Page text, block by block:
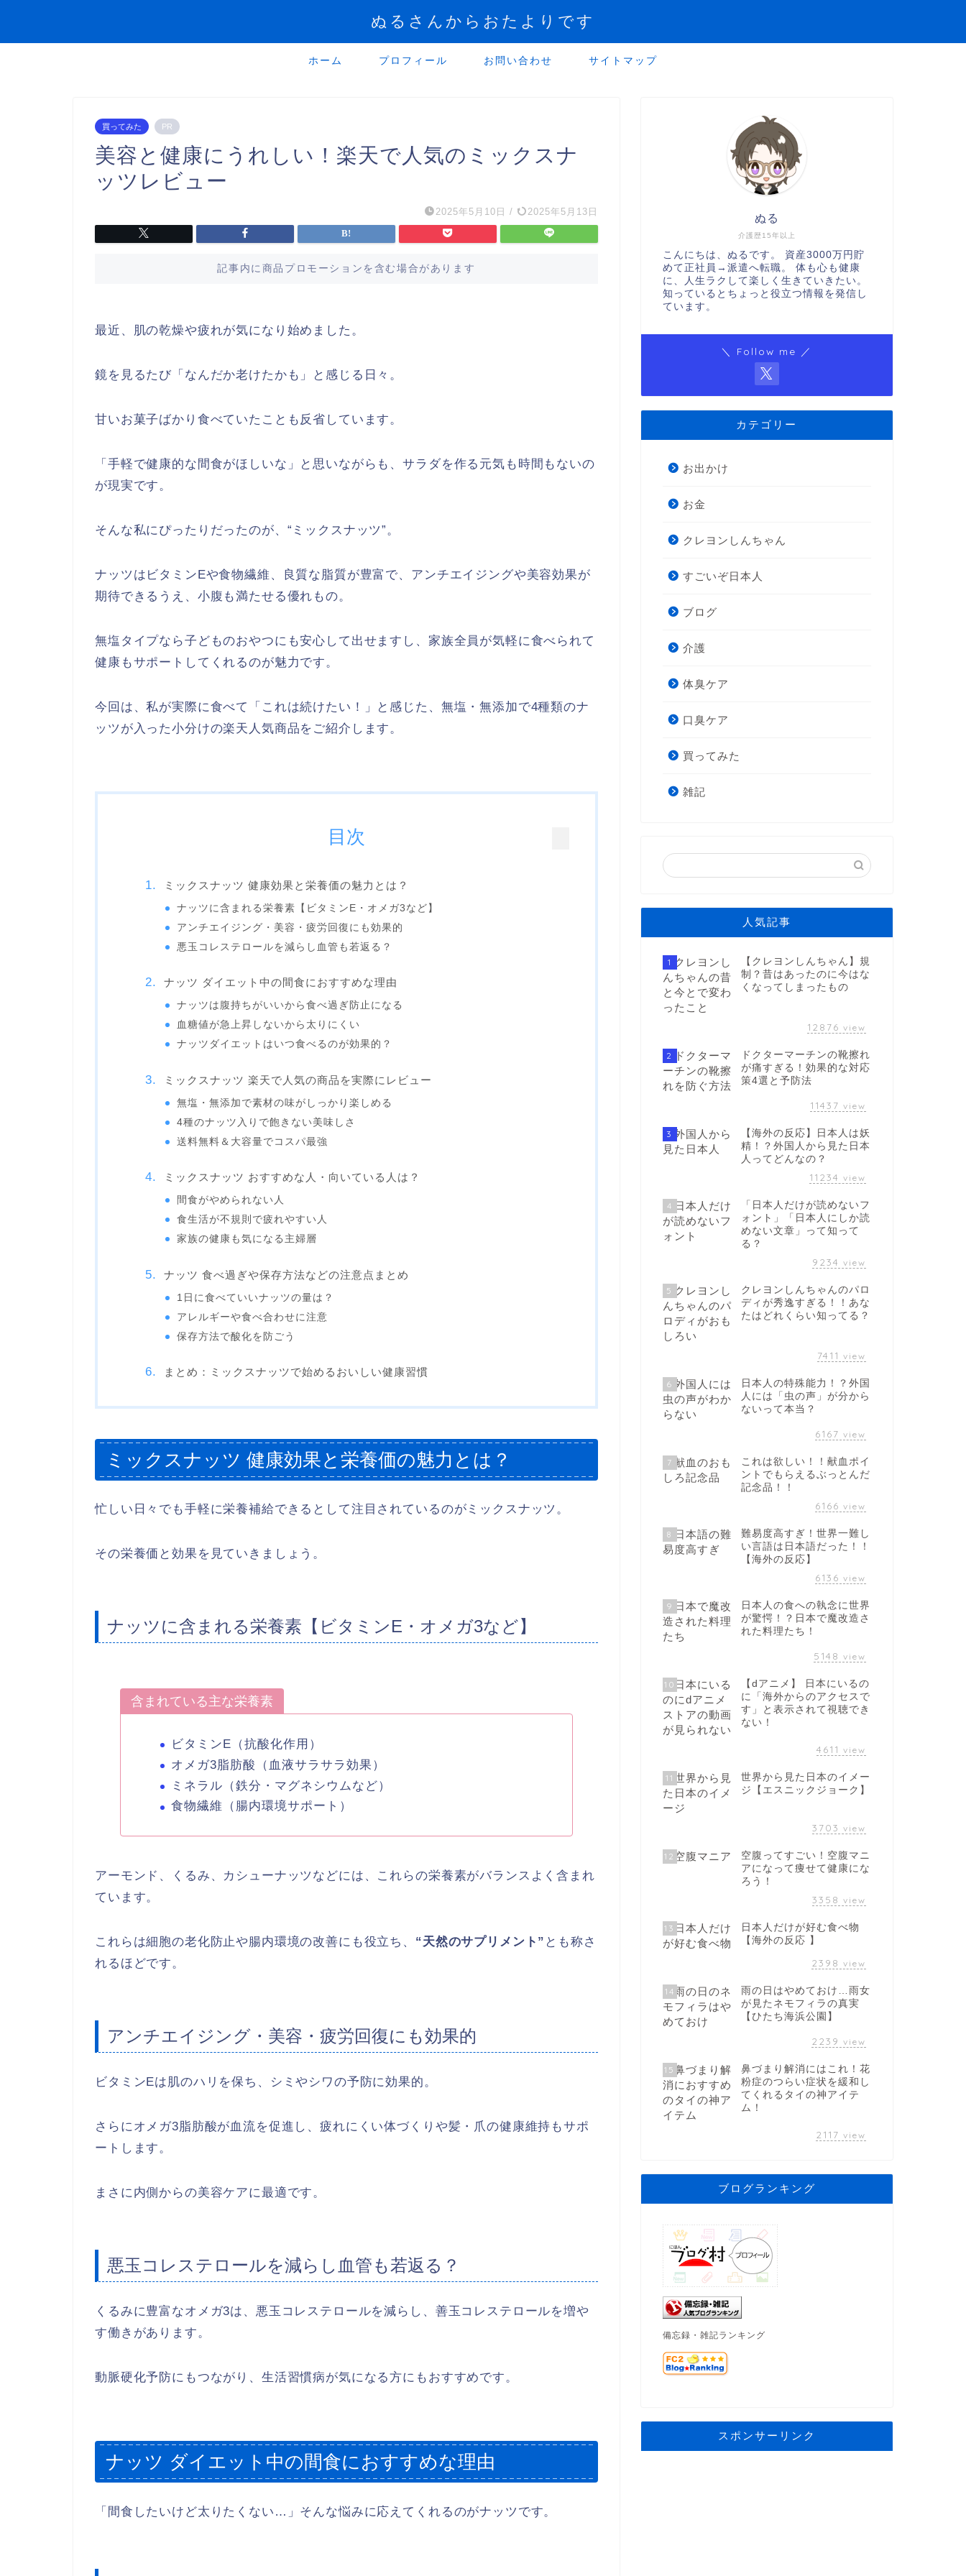
ぬるさんからおたよりです
ホーム プロフィール お問い合わせ サイトマップ
買ってみた PR
美容と健康にうれしい！楽天で人気のミックスナ
ッツレビュー
2025年5月10日 / 2025年5月13日
記事内に商品プロモーションを含む場合があります
最近、肌の乾燥や疲れが気になり始めました。
鏡を見るたび「なんだか老けたかも」と感じる日々。
甘いお菓子ばかり食べていたことも反省しています。
「手軽で健康的な間食がほしいな」と思いながらも、サラダを作る元気も時間もないの
が現実です。
そんな私にぴったりだったのが、“ミックスナッツ”。
ナッツはビタミンEや食物繊維、良質な脂質が豊富で、アンチエイジングや美容効果が
期待できるうえ、小腹も満たせる優れもの。
無塩タイプなら子どものおやつにも安心して出せますし、家族全員が気軽に食べられて
健康もサポートしてくれるのが魅力です。
今回は、私が実際に食べて「これは続けたい！」と感じた、無塩・無添加で4種類のナ
ッツが入った小分けの楽天人気商品をご紹介します。
目次
ミックスナッツ 健康効果と栄養価の魅力とは？
ナッツに含まれる栄養素【ビタミンE・オメガ3など】
アンチエイジング・美容・疲労回復にも効果的
悪玉コレステロールを減らし血管も若返る？
ナッツ ダイエット中の間食におすすめな理由
ナッツは腹持ちがいいから食べ過ぎ防止になる
血糖値が急上昇しないから太りにくい
ナッツダイエットはいつ食べるのが効果的？
ミックスナッツ 楽天で人気の商品を実際にレビュー
無塩・無添加で素材の味がしっかり楽しめる
4種のナッツ入りで飽きない美味しさ
送料無料＆大容量でコスパ最強
ミックスナッツ おすすめな人・向いている人は？
間食がやめられない人
食生活が不規則で疲れやすい人
家族の健康も気になる主婦層
ナッツ 食べ過ぎや保存方法などの注意点まとめ
1日に食べていいナッツの量は？
アレルギーや食べ合わせに注意
保存方法で酸化を防ごう
まとめ：ミックスナッツで始めるおいしい健康習慣
ミックスナッツ 健康効果と栄養価の魅力とは？
忙しい日々でも手軽に栄養補給できるとして注目されているのがミックスナッツ。
その栄養価と効果を見ていきましょう。
ナッツに含まれる栄養素【ビタミンE・オメガ3など】
含まれている主な栄養素
ビタミンE（抗酸化作用）
オメガ3脂肪酸（血液サラサラ効果）
ミネラル（鉄分・マグネシウムなど）
食物繊維（腸内環境サポート）
アーモンド、くるみ、カシューナッツなどには、これらの栄養素がバランスよく含まれ
ています。
これらは細胞の老化防止や腸内環境の改善にも役立ち、 “天然のサプリメント” とも称さ
れるほどです。
アンチエイジング・美容・疲労回復にも効果的
ビタミンEは肌のハリを保ち、シミやシワの予防に効果的。
さらにオメガ3脂肪酸が血流を促進し、疲れにくい体づくりや髪・爪の健康維持もサポ
ートします。
まさに内側からの美容ケアに最適です。
悪玉コレステロールを減らし血管も若返る？
くるみに豊富なオメガ3は、悪玉コレステロールを減らし、善玉コレステロールを増や
す働きがあります。
動脈硬化予防にもつながり、生活習慣病が気になる方にもおすすめです。
ナッツ ダイエット中の間食におすすめな理由
「間食したいけど太りたくない…」そんな悩みに応えてくれるのがナッツです。
介護歴15年以上
ぬる
こんにちは、ぬるです。 資産3000万円貯
めて正社員→派遣へ転職。 体も心も健康
に、人生ラクして楽しく生きていきたい。
知っているとちょっと役立つ情報を発信し
ています。
＼ Follow me ／
カテゴリー
お出かけ
お金
クレヨンしんちゃん
すごいぞ日本人
ブログ
介護
体臭ケア
口臭ケア
買ってみた
雑記
人気記事
1
【クレヨンしんちゃん】規
制？昔はあったのに今はな
くなってしまったもの
12876 view
2
ドクターマーチンの靴擦れ
が痛すぎる！効果的な対応
策4選と予防法
11437 view
3
【海外の反応】日本人は妖
精！？外国人から見た日本
人ってどんなの？
11234 view
4
「日本人だけが読めないフ
ォント」「日本人にしか読
めない文章」って知って
る？
9234 view
5
クレヨンしんちゃんのパロ
ディが秀逸すぎる！！あな
たはどれくらい知ってる？
7411 view
6
日本人の特殊能力！？外国
人には「虫の声」が分から
ないって本当？
6167 view
7
これは欲しい！！献血ポイ
ントでもらえるぶっとんだ
記念品！！
6166 view
8
難易度高すぎ！世界一難し
い言語は日本語だった！！
【海外の反応】
6136 view
9
日本人の食への執念に世界
が驚愕！？日本で魔改造さ
れた料理たち！
5148 view
10
【dアニメ】 日本にいるの
に「海外からのアクセスで
す」と表示されて視聴でき
ない！
4611 view
11
世界から見た日本のイメー
ジ【エスニックジョーク】
3703 view
12
空腹ってすごい！空腹マニ
アになって痩せて健康にな
ろう！
3358 view
13
日本人だけが好む食べ物
【海外の反応 】
2398 view
14
雨の日はやめておけ…雨女
が見たネモフィラの真実
【ひたち海浜公園】
2239 view
15
鼻づまり解消にはこれ！花
粉症のつらい症状を緩和し
てくれるタイの神アイテ
ム！
2117 view
ブログランキング
備忘録・雑記ランキング
スポンサーリンク